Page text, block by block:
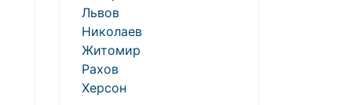
Львов
Николаев
Житомир
Рахов
Херсон